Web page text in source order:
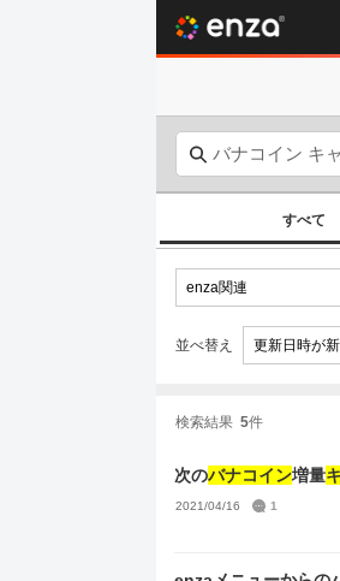
すべて
並べ替え
検索結果 5件
次のバナコイン増量
2021/04/16
1